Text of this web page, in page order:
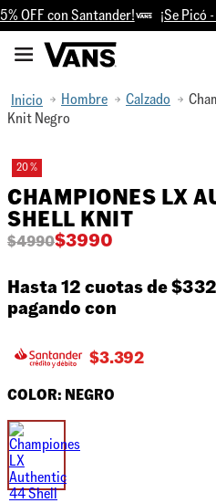
OFF con Santander! ¡Se Picó -
Hombre Calzado
Knit Negro
20 %
CHAMPIONES LX
SHELL KNIT
$3990
$4990
Hasta 12 cuotas de
pagando con
$3.392
COLOR: NEGRO